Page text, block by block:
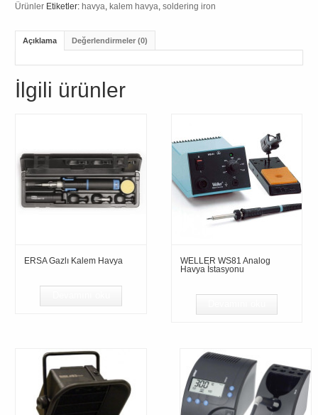
Ürünler Etiketler:havya ,kalem havya ,soldering iron
Açıklama Değerlendirmeler (0)
İlgili ürünler
ERSA Gazlı Kalem Havya
WELLER WS81 Analog
Havya İstasyonu